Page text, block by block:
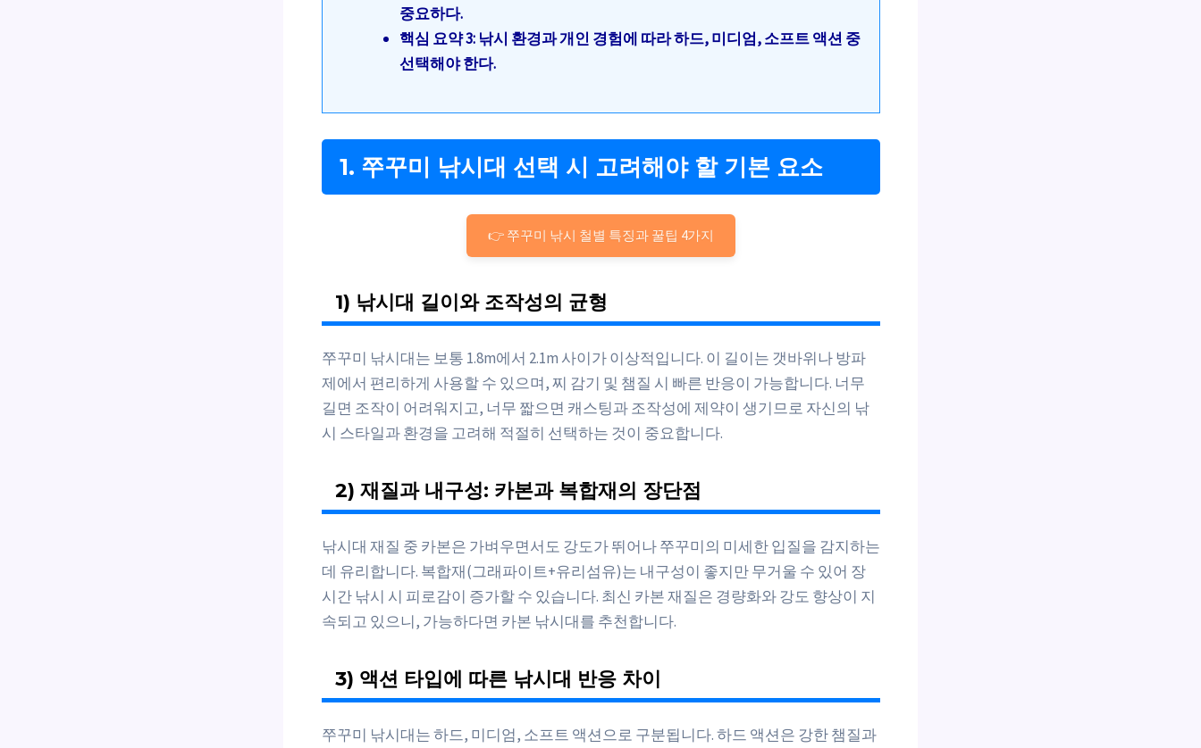
중요하다.
핵심 요약 3: 낚시 환경과 개인 경험에 따라 하드, 미디엄, 소프트 액션 중
선택해야 한다.
1. 쭈꾸미 낚시대 선택 시 고려해야 할 기본 요소
👉 쭈꾸미 낚시 철별 특징과 꿀팁 4가지
1) 낚시대 길이와 조작성의 균형
쭈꾸미 낚시대는 보통 1.8m에서 2.1m 사이가 이상적입니다. 이 길이는 갯바위나 방파
제에서 편리하게 사용할 수 있으며, 찌 감기 및 챔질 시 빠른 반응이 가능합니다. 너무
길면 조작이 어려워지고, 너무 짧으면 캐스팅과 조작성에 제약이 생기므로 자신의 낚
시 스타일과 환경을 고려해 적절히 선택하는 것이 중요합니다.
2) 재질과 내구성: 카본과 복합재의 장단점
낚시대 재질 중 카본은 가벼우면서도 강도가 뛰어나 쭈꾸미의 미세한 입질을 감지하는
데 유리합니다. 복합재(그래파이트+유리섬유)는 내구성이 좋지만 무거울 수 있어 장
시간 낚시 시 피로감이 증가할 수 있습니다. 최신 카본 재질은 경량화와 강도 향상이 지
속되고 있으니, 가능하다면 카본 낚시대를 추천합니다.
3) 액션 타입에 따른 낚시대 반응 차이
쭈꾸미 낚시대는 하드, 미디엄, 소프트 액션으로 구분됩니다. 하드 액션은 강한 챔질과